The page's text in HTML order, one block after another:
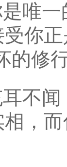
唯
你
的修
不
，